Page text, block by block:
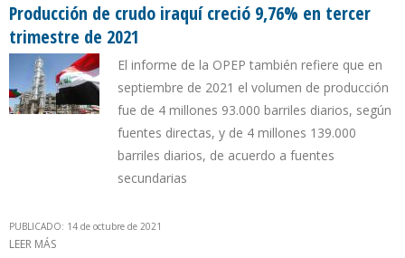
Producción de crudo iraquí creció 9,76% en tercer
trimestre de 2021
El informe de la OPEP también refiere que en
septiembre de 2021 el volumen de producción
fue de 4 millones 93.000 barriles diarios, según
fuentes directas, y de 4 millones 139.000
barriles diarios, de acuerdo a fuentes
secundarias
PUBLICADO: 14 de octubre de 2021
LEER MÁS